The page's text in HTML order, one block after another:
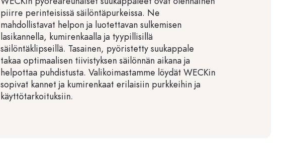
piirre perinteisissä säilöntäpurkeissa. Ne
mahdollistavat helpon ja luotettavan sulkemisen
lasikannella, kumirenkaalla ja tyypillisillä
säilöntäklipseillä. Tasainen, pyöristetty suukappale
takaa optimaalisen tiivistyksen säilönnän aikana ja
helpottaa puhdistusta. Valikoimastamme löydät WECKin
sopivat kannet ja kumirenkaat erilaisiin purkkeihin ja
käyttötarkoituksiin.